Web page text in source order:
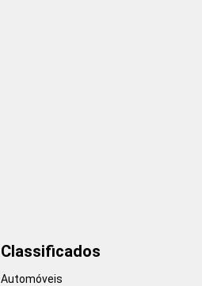
Classificados
Automóveis